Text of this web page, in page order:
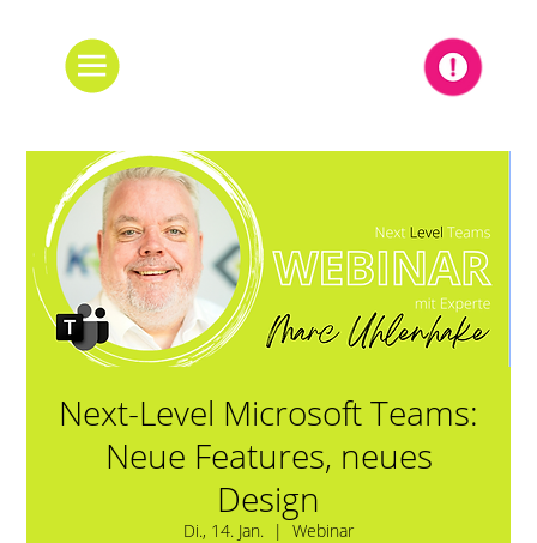
Next-Level Microsoft Teams:
Neue Features, neues
Design
Di., 14. Jan.
  |
Webinar